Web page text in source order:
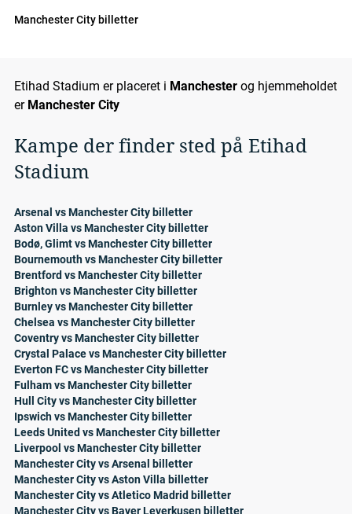
Manchester City billetter
Etihad Stadium er placeret i Manchester og hjemmeholdet
er Manchester City
Kampe der finder sted på Etihad
Stadium
Arsenal vs Manchester City billetter
Aston Villa vs Manchester City billetter
Bodø, Glimt vs Manchester City billetter
Bournemouth vs Manchester City billetter
Brentford vs Manchester City billetter
Brighton vs Manchester City billetter
Burnley vs Manchester City billetter
Chelsea vs Manchester City billetter
Coventry vs Manchester City billetter
Crystal Palace vs Manchester City billetter
Everton FC vs Manchester City billetter
Fulham vs Manchester City billetter
Hull City vs Manchester City billetter
Ipswich vs Manchester City billetter
Leeds United vs Manchester City billetter
Liverpool vs Manchester City billetter
Manchester City vs Arsenal billetter
Manchester City vs Aston Villa billetter
Manchester City vs Atletico Madrid billetter
Manchester City vs Bayer Leverkusen billetter